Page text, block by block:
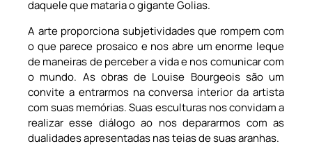
daquele que mataria o gigante Golias.
A arte proporciona subjetividades que rompem com
o que parece prosaico e nos abre um enorme leque
de maneiras de perceber a vida e nos comunicar com
o mundo. As obras de Louise Bourgeois são um
convite a entrarmos na conversa interior da artista
com suas memórias. Suas esculturas nos convidam a
realizar esse diálogo ao nos depararmos com as
dualidades apresentadas nas teias de suas aranhas.